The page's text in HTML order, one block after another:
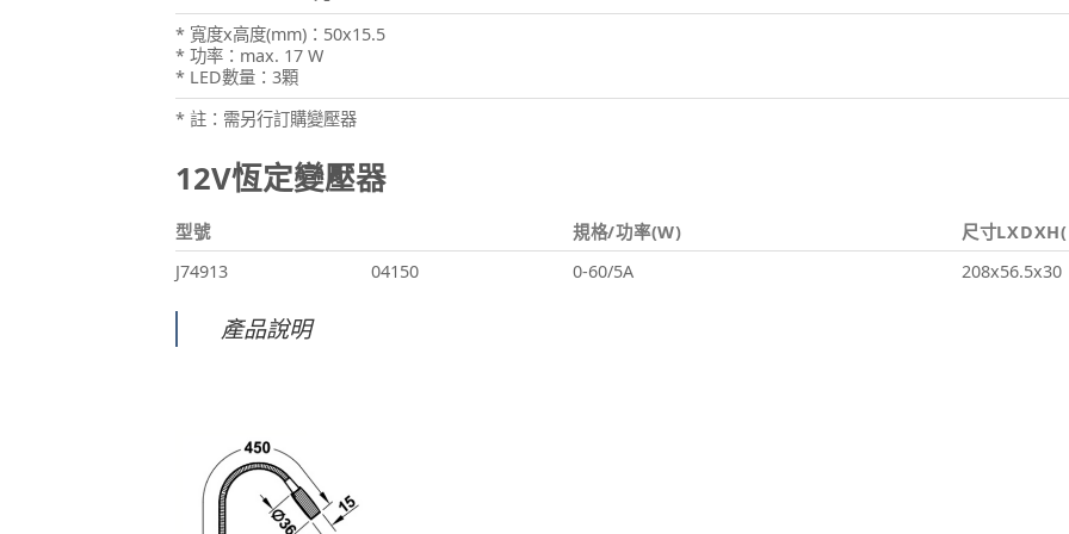
* 寬度x高度(mm)：50x15.5
* 功率：max. 17 W
* LED數量：3顆
* 註：需另行訂購變壓器
12V恆定變壓器
型號 規格/功率(W)
尺寸
J74913
04150 0-60/5A 208x56.5x30
產品說明